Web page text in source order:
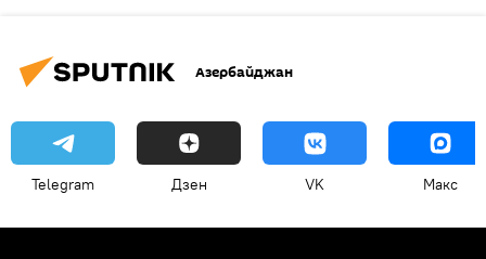
Азербайджан
Telegram Дзен VK Макс